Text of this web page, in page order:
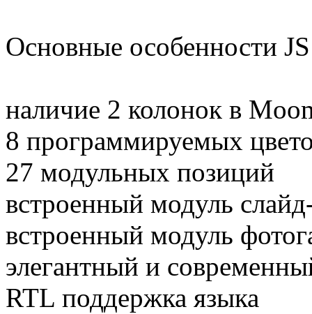
Основные особенности
наличие 2 колонок в
8 программируемых
27 модульных позиций
встроенный модуль
встроенный модуль
элегантный и
RTL поддержка языка